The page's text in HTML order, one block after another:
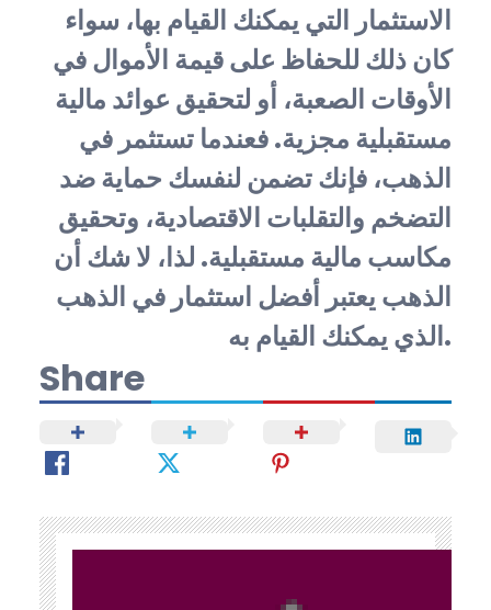
الاستثمار التي يمكنك القيام بها، سواء
كان ذلك للحفاظ على قيمة الأموال في
الأوقات الصعبة، أو لتحقيق عوائد مالية
مستقبلية مجزية. فعندما تستثمر في
الذهب، فإنك تضمن لنفسك حماية ضد
التضخم والتقلبات الاقتصادية، وتحقيق
مكاسب مالية مستقبلية. لذا، لا شك أن
الذهب يعتبر أفضل استثمار في الذهب
الذي يمكنك القيام به.
Share